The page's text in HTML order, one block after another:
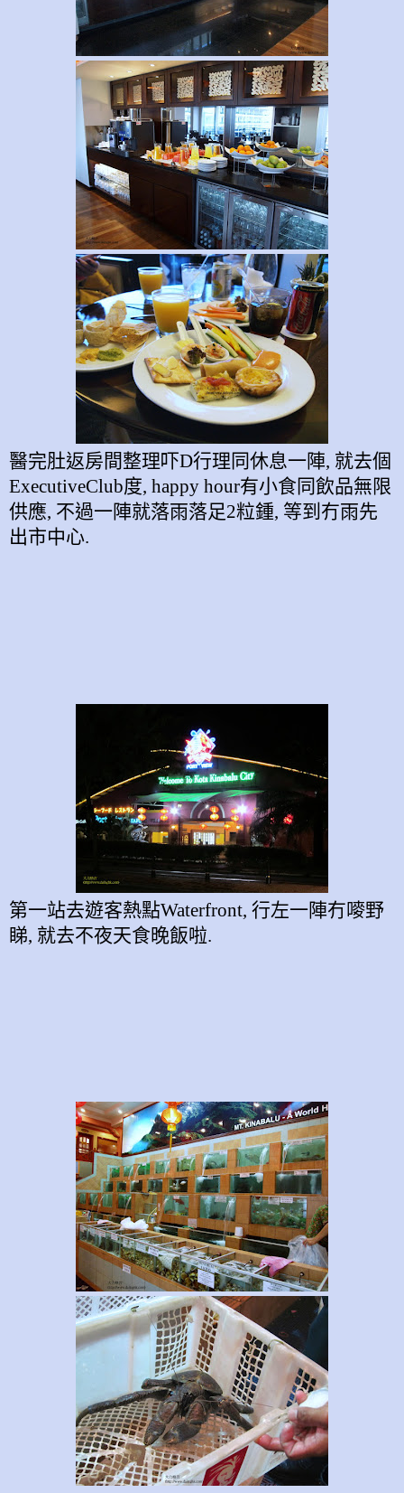
醫完肚返房間整理吓D行理同休息一陣, 就去個
ExecutiveClub度, happy hour有小食同飲品無限
供應, 不過一陣就落雨落足2粒鍾, 等到冇雨先
出市中心.
第一站去遊客熱點Waterfront, 行左一陣冇嘜野
睇, 就去不夜天食晚飯啦.